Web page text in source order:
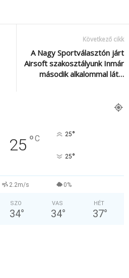
Következő cikk
A Nagy Sportválasztón járt
Airsoft szakosztályunk Inmár
második alkalommal lát…
25 °C 25°
25°
2.2m/s 0%
SZO
34°
VAS
34°
HÉT
37°